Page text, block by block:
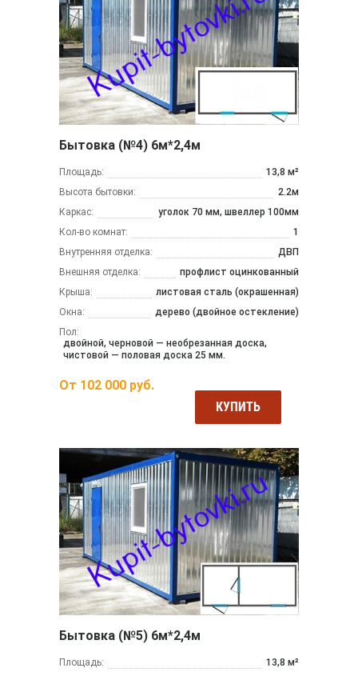
Бытовка (№4) 6м*2,4м
Площадь:
13,8 м²
Высота бытовки:
2.2м
Каркас:
уголок 70 мм, швеллер 100мм
Кол-во комнат:
1
Внутренняя отделка:
ДВП
Внешняя отделка:
профлист оцинкованный
Крыша:
листовая сталь (окрашенная)
Окна:
дерево (двойное остекление)
Пол:
двойной, черновой — необрезанная доска,
чистовой — половая доска 25 мм.
От 102 000 руб.
КУПИТЬ
Бытовка (№5) 6м*2,4м
Площадь:
13,8 м²